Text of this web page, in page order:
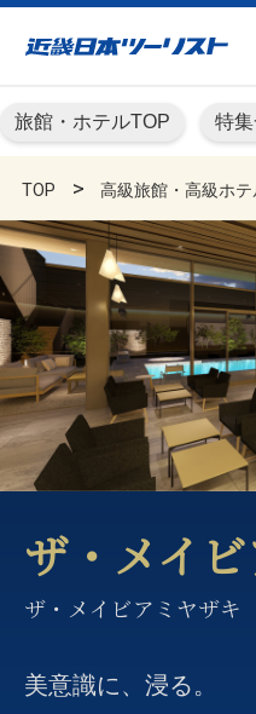
旅館・ホテルTOP 特
TOP 高級旅館・高級ホ
ザ・メイ
ザ・メイビアミヤザキ
美意識に、浸る。